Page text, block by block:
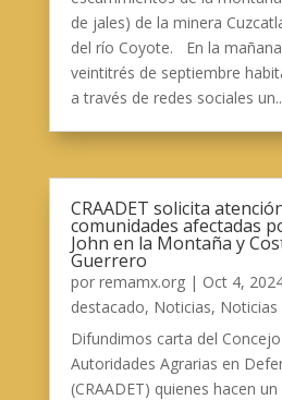
de jales) de la minera
del río Coyote. En la
veintitrés de septiembre
a través de redes sociales
CRAADET solicita
comunidades afectadas
John en la Montaña y
Guerrero
por remamx.org| Oct 4,
destacado, Noticias, Noticias
Difundimos carta del
Autoridades Agrarias en
(CRAADET) quienes hacen